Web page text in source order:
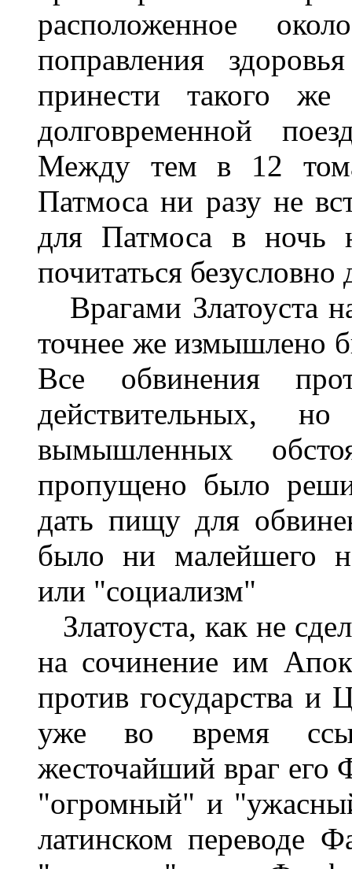
расположенное
поправления
принести такого
долговременной
Между тем в 12
Патмоса ни разу не
для Патмоса в ночь
почитаться
Врагами Златоуста
точнее же измышлено
Все обвинения
действительных,
вымышленных
пропущено было
дать пищу для
было ни малейшего
или "социализм"
Златоуста, как не
на сочинение им
против государства и
уже во время
жесточайший враг его
"огромный" и
латинском переводе